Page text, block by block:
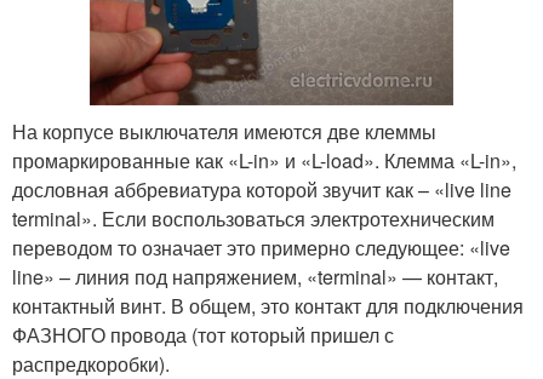
На корпусе выключателя имеются две клеммы
промаркированные как «L-in» и «L-load». Клемма «L-in»,
дословная аббревиатура которой звучит как – «live line
terminal». Если воспользоваться электротехническим
переводом то означает это примерно следующее: «live
line» – линия под напряжением, «terminal» — контакт,
контактный винт. В общем, это контакт для подключения
ФАЗНОГО провода (тот который пришел с
распредкоробки).